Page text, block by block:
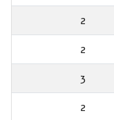
2
2
3
2